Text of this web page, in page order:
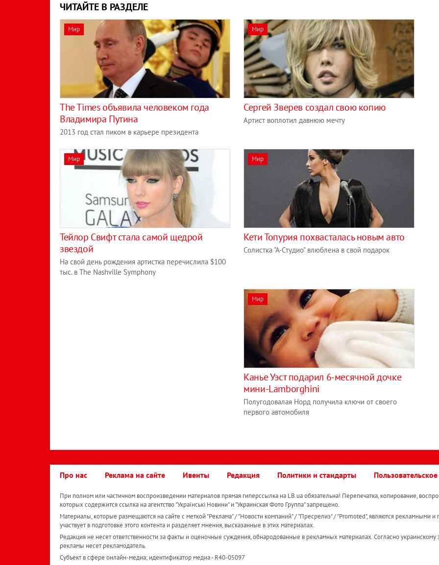
ЧИТАЙТЕ В РАЗДЕЛЕ
Мир
The Times объявила человеком года
Владимира Путина
2013 год стал пиком в карьере президента
Мир
Сергей Зверев создал свою копию
Артист воплотил давнюю мечту
Мир
Тейлор Свифт стала самой щедрой
звездой
На свой день рождения артистка перечислила $100
тыс. в The Nashville Symphony
Мир
Кети Топурия похвасталась новым авто
Солистка "А-Студио" влюблена в свой подарок
Мир
Канье Уэст подарил 6-месячной дочке
мини-Lamborghini
Полугодовалая Норд получила ключи от своего
первого автомобиля
Про нас Реклама на сайте Ивенты Редакция Политики и стандарты
При полном или частичном воспроизведении материалов прямая гиперссылка на LB.ua обязательна! Перепечатка, копирование,
которых содержится ссылка на агентство "Українськi Новини" и "Украинская Фото Группа" запрещено.
Материалы, которые размещаются на сайте с меткой "Реклама" / "Новости компаний" / "Пресрелиз" / "Promoted", являются рекламными и
участвует в подготовке этого контента и разделяет мнения, высказанные в этих материалах.
Редакция не несет ответственности за факты и оценочные суждения, обнародованные в рекламных материалах. Согласно украинскому
рекламы несет рекламодатель.
Субъект в сфере онлайн-медиа; идентификатор медиа - R40-05097